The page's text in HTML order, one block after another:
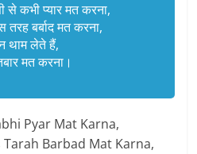
से कभी प्यार मत करना,
बर्बाद मत करना,
थाम लेते हैं,
मत करना।
Pyar Mat Karna,
Barbad Mat Karna,